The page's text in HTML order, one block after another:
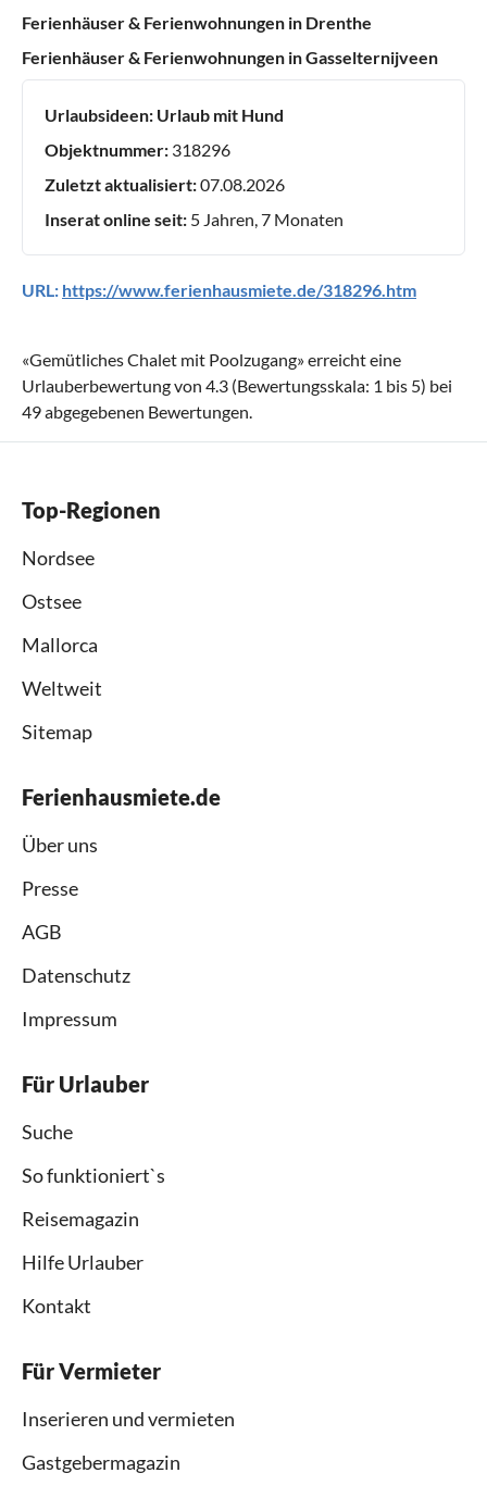
Ferienhäuser & Ferienwohnungen in Drenthe
Ferienhäuser & Ferienwohnungen in Gasselternijveen
Urlaubsideen: Urlaub mit Hund
Objektnummer: 318296
Zuletzt aktualisiert:07.08.2026
Inserat online seit: 5 Jahren, 7 Monaten
URL: https://www.ferienhausmiete.de/318296.htm
«Gemütliches Chalet mit Poolzugang» erreicht eine
Urlauberbewertung von 4.3 (Bewertungsskala: 1 bis 5) bei
49abgegebenen Bewertungen.
Top-Regionen
Nordsee
Ostsee
Mallorca
Weltweit
Sitemap
Ferienhausmiete.de
Über uns
Presse
AGB
Datenschutz
Impressum
Für Urlauber
Suche
So funktioniert`s
Reisemagazin
Hilfe Urlauber
Kontakt
Für Vermieter
Inserieren und vermieten
Gastgebermagazin